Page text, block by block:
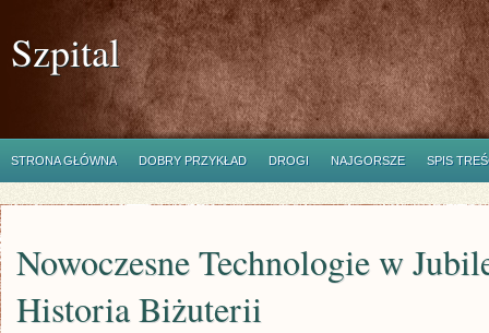
Szpital
STRONA GŁÓWNA DOBRY PRZYKŁAD DROGI NAJGORSZE SPIS
Nowoczesne Technologie w
Historia Biżuterii